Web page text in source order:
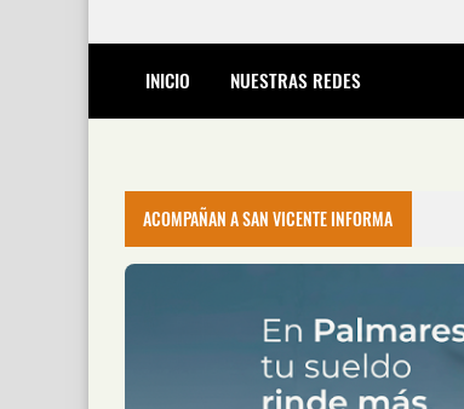
INICIO NUESTRAS REDES
ACOMPAÑAN A SAN VICENTE INFORMA